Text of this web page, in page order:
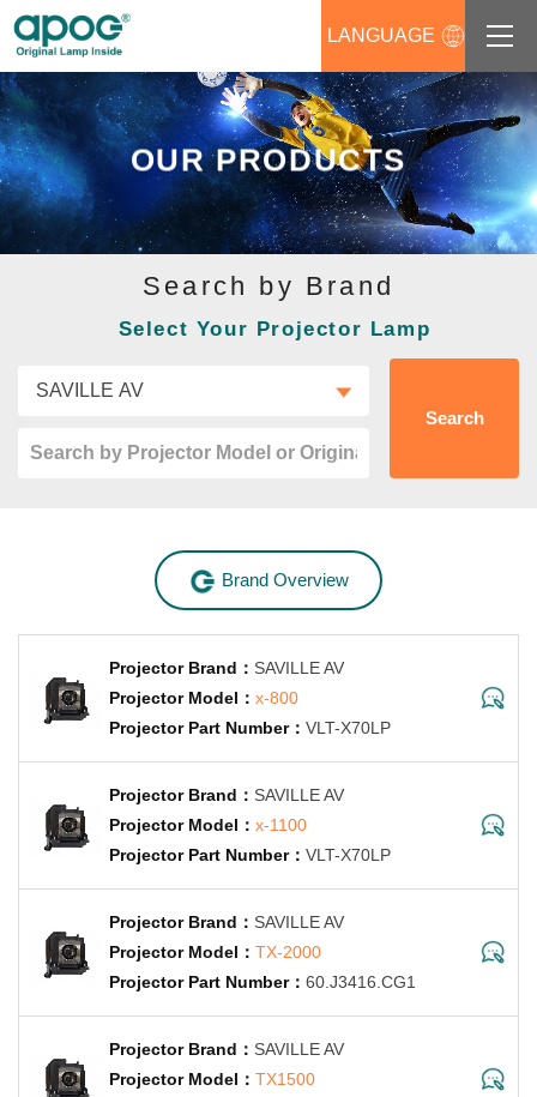
About us
Products
Support
LANGUAGE
OUR PRODUCTS
Search by Brand
Select Your Projector Lamp
Search
Brand Overview
SAVILLE AV
x-800
VLT-X70LP
SAVILLE AV
x-1100
VLT-X70LP
SAVILLE AV
TX-2000
60.J3416.CG1
SAVILLE AV
TX1500